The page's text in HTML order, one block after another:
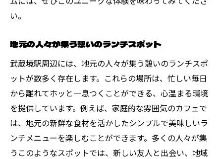
い。
地元の人々が集う憩いのランチスポット
武蔵境駅周辺には、地元の人々が集う憩いのランチスポ
ットが数多く存在します。これらの場所は、忙しい毎日
から離れてホッと一息つくことができる、心温まる環境
を提供しています。例えば、家庭的な雰囲気のカフェで
は、地元の新鮮な食材を活かしたシンプルで美味しいラ
ンチメニューを楽しむことができます。多くの人々が集
うこのようなスポットでは、新しい友人と出会い、地域